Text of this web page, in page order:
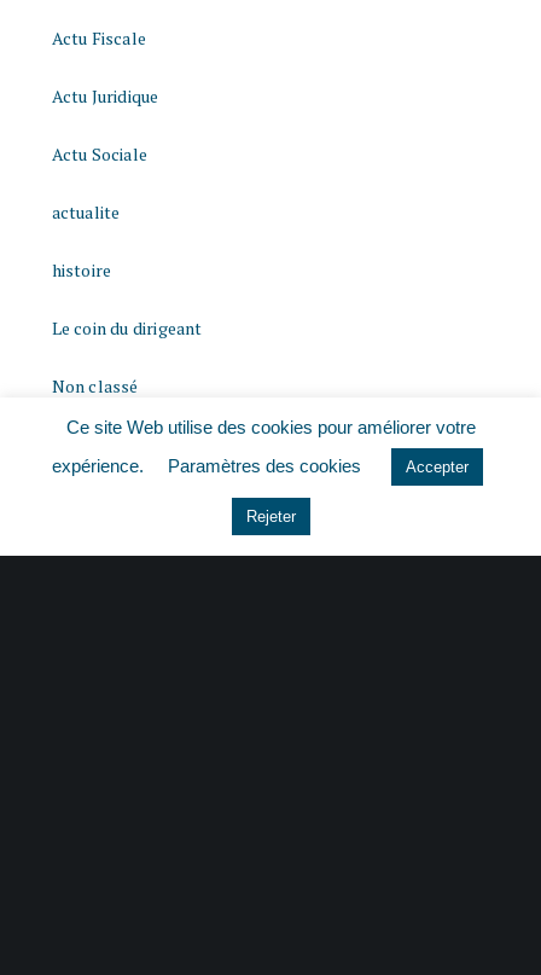
Actu Fiscale
Actu Juridique
Actu Sociale
actualite
histoire
Le coin du dirigeant
Non classé
Ce site Web utilise des cookies pour améliorer votre
expérience.
Paramètres des cookies Accepter
Rejeter